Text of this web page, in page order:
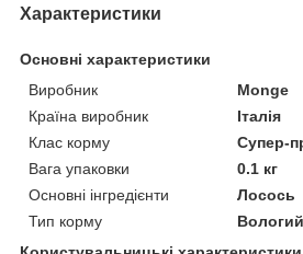
Характеристики
Основні характеристики
Виробник
Monge
Країна виробник
Італія
Клас корму
Супер-
Вага упаковки
0.1 кг
Основні інгредієнти
Лосось
Тип корму
Вологий